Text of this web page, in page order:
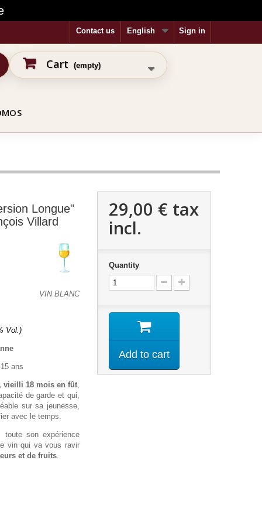
Sign in
English
Contact us
Cart (empty)
Longue"
Villard
VIN BLANC
Vol.)
ans
vieilli 18 mois en fût
de garde et qui,
sur sa jeunesse,
avec le temps.
toute son expérience
vin qui va vous ravir
et de fruits
29,00 € tax
incl.
Quantity
Add to cart